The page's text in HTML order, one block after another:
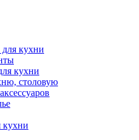
кухни
кухни
столовую
кухни